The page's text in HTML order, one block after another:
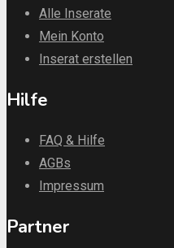
Alle Inserate
Mein Konto
Inserat erstellen
Hilfe
FAQ & Hilfe
AGBs
Impressum
Partner